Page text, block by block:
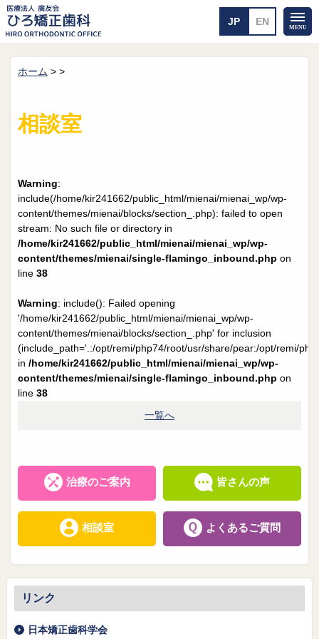
ホーム
院長紹介
矯正治療のリスク
メール送信 相談室
院長日誌 治療相談
スタッフブログ サイトマップ
ホーム > >
相談室
Warning:
include(/home/kir241662/public_html/mienai/mienai_wp/wp-
content/themes/mienai/blocks/section_.php): failed to open
stream: No such file or directory in
/home/kir241662/public_html/mienai/mienai_wp/wp-
content/themes/mienai/single-flamingo_inbound.php on
line 38
Warning: include(): Failed opening
'/home/kir241662/public_html/mienai/mienai_wp/wp-
content/themes/mienai/blocks/section_.php' for inclusion
(include_path='.:/opt/remi/php74/root/usr/share/pear:/opt/remi/
in /home/kir241662/public_html/mienai/mienai_wp/wp-
content/themes/mienai/single-flamingo_inbound.php on
line 38
一覧へ
治療のご案内 皆さんの声
相談室 よくあるご質問
リンク
日本矯正歯科学会